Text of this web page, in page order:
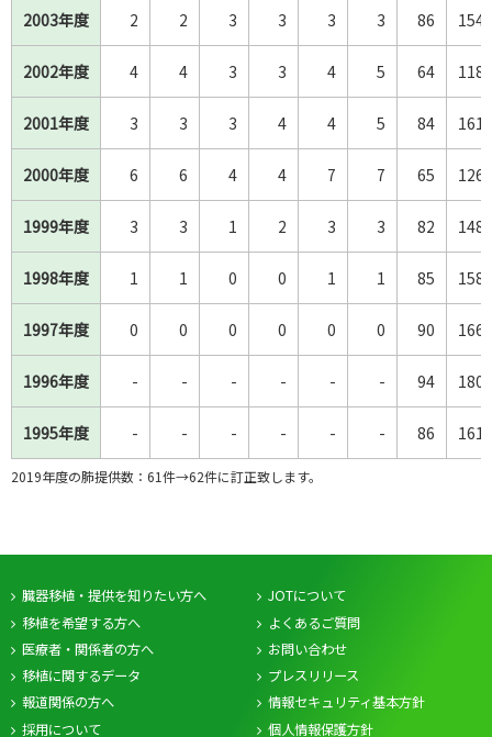
2003年度 2 2 3 3 3 3 86 154
2002年度 4 4 3 3 4 5 64 118
2001年度 3 3 3 4 4 5 84 161
2000年度 6 6 4 4 7 7 65 126
1999年度 3 3 1 2 3 3 82 148
1998年度 1 1 0 0 1 1 85 158
1997年度 0 0 0 0 0 0 90 166
1996年度 - - - - - - 94 180
1995年度 - - - - - - 86 161
2003年度
2002年度
2001年度
2000年度
1999年度
1998年度
1997年度
1996年度
1995年度
2019年度の肺提供数：61件→62件に訂正致します。
臓器移植・提供を知りたい方へ
移植を希望する方へ
医療者・関係者の方へ
移植に関するデータ
JOTについて
よくあるご質問
お問い合わせ
プレスリリース
報道関係の方へ
採用について
情報セキュリティ基本方針
個人情報保護方針